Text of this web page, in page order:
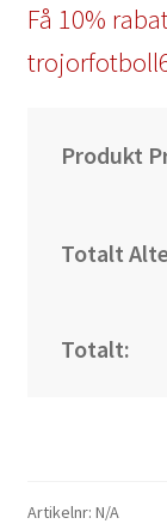
Få 10%
Produkt
Totalt
Totalt:
Artikelnr: N/A